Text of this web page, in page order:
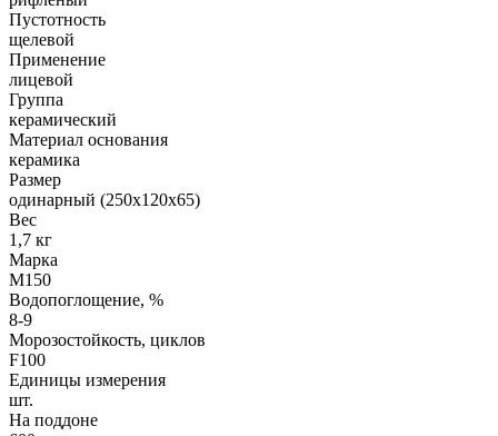
Пустотность
щелевой
Применение
лицевой
Группа
керамический
Материал основания
керамика
Размер
одинарный (250х120х65)
Вес
1,7 кг
Марка
М150
Водопоглощение, %
8-9
Морозостойкость, циклов
F100
Единицы измерения
шт.
На поддоне